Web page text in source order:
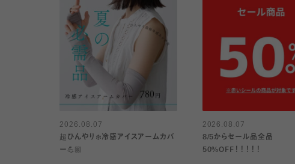
2026.08.07
超ひんやり❄️冷感アイスアームカバ
ー💪🏼
2026.08.07
8/5からセール品全品
50%OFF！！！！！